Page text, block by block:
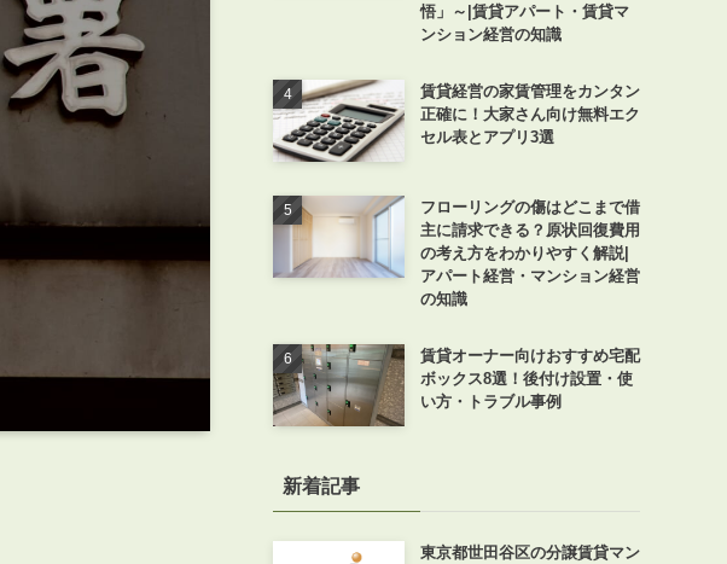
悟」～|賃貸アパート・賃貸マ
ンション経営の知識
賃貸経営の家賃管理をカンタン
正確に！大家さん向け無料エク
セル表とアプリ3選
フローリングの傷はどこまで借
主に請求できる？原状回復費用
の考え方をわかりやすく解説|
アパート経営・マンション経営
の知識
賃貸オーナー向けおすすめ宅配
ボックス8選！後付け設置・使
い方・トラブル事例
新着記事
東京都世田谷区の分譲賃貸マン